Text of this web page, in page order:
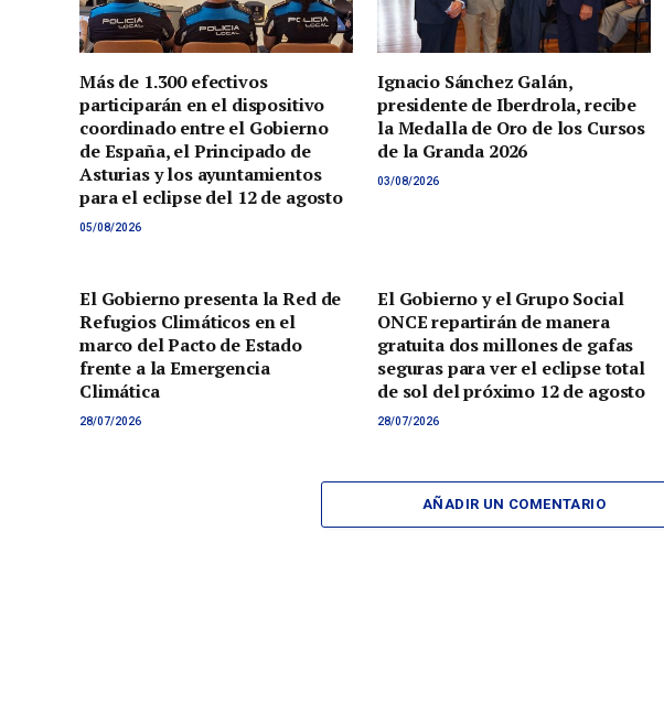
Más de 1.300 efectivos
participarán en el dispositivo
coordinado entre el Gobierno
de España, el Principado de
Asturias y los ayuntamientos
para el eclipse del 12 de agosto
05/08/2026
Ignacio Sánchez Galán,
presidente de Iberdrola, recibe
la Medalla de Oro de los Cursos
de la Granda 2026
03/08/2026
El Gobierno presenta la Red de
Refugios Climáticos en el
marco del Pacto de Estado
frente a la Emergencia
Climática
28/07/2026
El Gobierno y el Grupo Social
ONCE repartirán de manera
gratuita dos millones de gafas
seguras para ver el eclipse total
de sol del próximo 12 de agosto
28/07/2026
AÑADIR UN COMENTARIO